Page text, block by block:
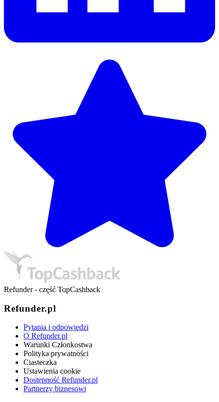
Refunder - część TopCashback
Refunder.pl
Pytania i odpowiedzi
O Refunder.pl
Warunki Członkostwa
Polityka prywatności
Ciasteczka
Ustawienia cookie
Dostępność Refunder.pl
Partnerzy biznesowi